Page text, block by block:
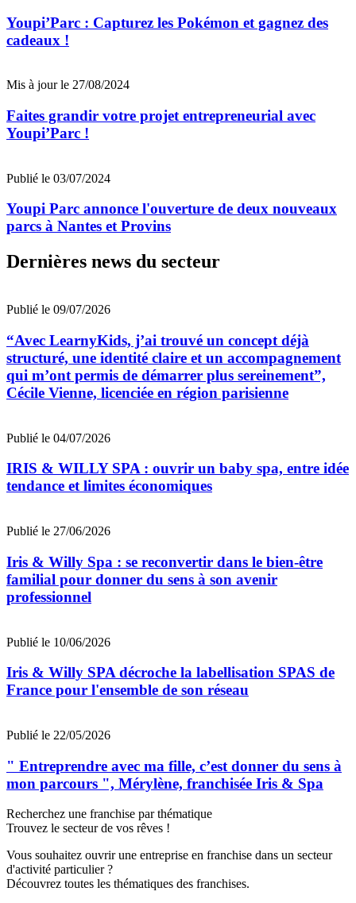
Youpi’Parc : Capturez les Pokémon et gagnez des
cadeaux !
Mis à jour le 27/08/2024
Faites grandir votre projet entrepreneurial avec
Youpi’Parc !
Publié le 03/07/2024
Youpi Parc annonce l'ouverture de deux nouveaux
parcs à Nantes et Provins
Dernières news du secteur
Publié le 09/07/2026
“Avec LearnyKids, j’ai trouvé un concept déjà
structuré, une identité claire et un accompagnement
qui m’ont permis de démarrer plus sereinement”,
Cécile Vienne, licenciée en région parisienne
Publié le 04/07/2026
IRIS & WILLY SPA : ouvrir un baby spa, entre idée
tendance et limites économiques
Publié le 27/06/2026
Iris & Willy Spa : se reconvertir dans le bien-être
familial pour donner du sens à son avenir
professionnel
Publié le 10/06/2026
Iris & Willy SPA décroche la labellisation SPAS de
France pour l'ensemble de son réseau
Publié le 22/05/2026
" Entreprendre avec ma fille, c’est donner du sens à
mon parcours ", Mérylène, franchisée Iris & Spa
Recherchez une franchise par thématique
Trouvez le secteur de vos rêves !
Vous souhaitez ouvrir une entreprise en franchise dans un secteur
d'activité particulier ?
Découvrez toutes les thématiques des franchises.